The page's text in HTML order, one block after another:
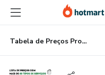
para
conteúdo
principal
para
pagamento
para
rodapé
Tabela de Preços Pronta para Marido de Aluguel